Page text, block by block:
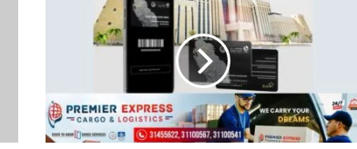
സേവനങ്ങൾക്കും
കിഴിവ്,
ആഭ്യന്തര
മന്ത്രാലയം